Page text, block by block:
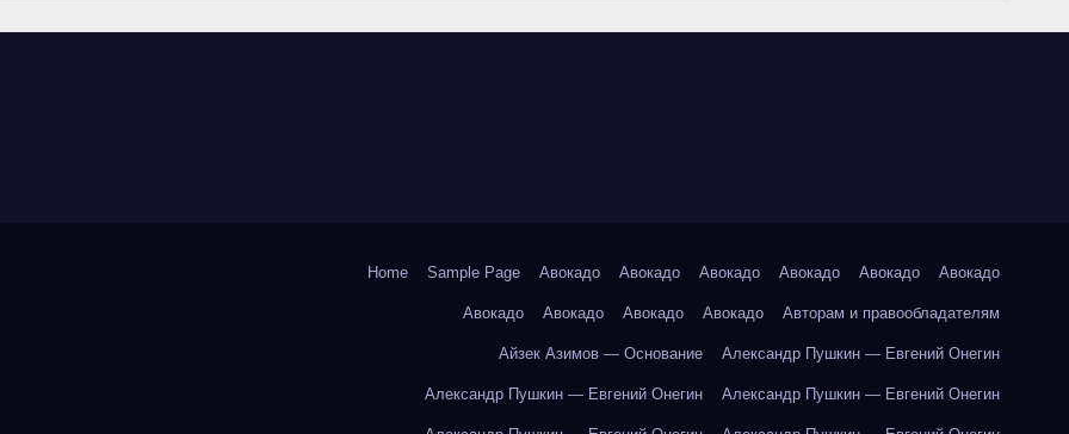
волокна
Home Sample Page Авокадо Авокадо Авокадо Авокадо Авокадо Авокадо
Авокадо Авокадо Авокадо Авокадо Авторам и правообладателям
Айзек Азимов — Основание Александр Пушкин — Евгений Онегин
Александр Пушкин — Евгений Онегин Александр Пушкин — Евгений Онегин